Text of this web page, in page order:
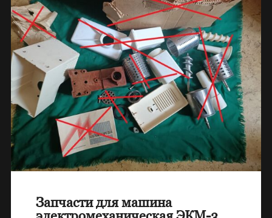
Запчасти для машина